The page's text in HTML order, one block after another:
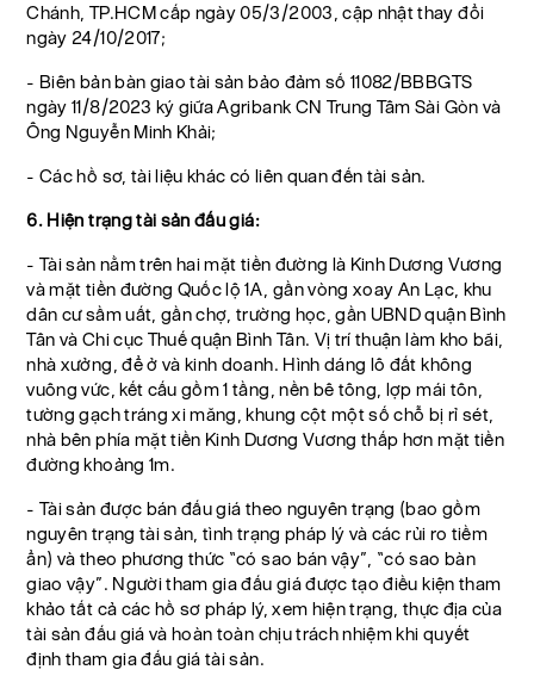
Chánh, TP.HCM cấp ngày 05/3/2003, cập nhật thay đổi
ngày 24/10/2017;
- Biên bản bàn giao tài sản bảo đảm số 11082/BBBGTS
ngày 11/8/2023 ký giữa Agribank CN Trung Tâm Sài Gòn và
Ông Nguyễn Minh Khải;
- Các hồ sơ, tài liệu khác có liên quan đến tài sản.
6. Hiện trạng tài sản đấu giá:
- Tài sản nằm trên hai mặt tiền đường là Kinh Dương Vương
và mặt tiền đường Quốc lộ 1A, gần vòng xoay An Lạc, khu
dân cư sầm uất, gần chợ, trường học, gần UBND quận Bình
Tân và Chi cục Thuế quận Bình Tân. Vị trí thuận làm kho bãi,
nhà xưởng, để ở và kinh doanh. Hình dáng lô đất không
vuông vức, kết cấu gồm 1 tầng, nền bê tông, lợp mái tôn,
tường gạch tráng xi măng, khung cột một số chỗ bị rỉ sét,
nhà bên phía mặt tiền Kinh Dương Vương thấp hơn mặt tiền
đường khoảng 1m.
- Tài sản được bán đấu giá theo nguyên trạng (bao gồm
nguyên trạng tài sản, tình trạng pháp lý và các rủi ro tiềm
ẩn) và theo phương thức “có sao bán vậy”, “có sao bàn
giao vậy”. Người tham gia đấu giá được tạo điều kiện tham
khảo tất cả các hồ sơ pháp lý, xem hiện trạng, thực địa của
tài sản đấu giá và hoàn toàn chịu trách nhiệm khi quyết
định tham gia đấu giá tài sản.